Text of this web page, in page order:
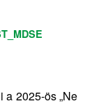
a 2025-ös „Ne